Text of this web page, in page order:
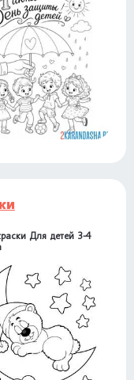
Для детей 3-4